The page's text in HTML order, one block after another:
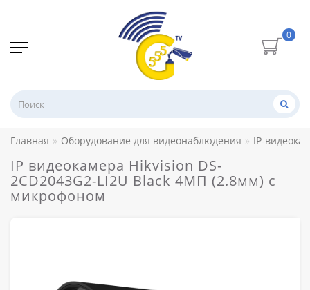
0
Главная Оборудование для видеонаблюдения IP-
IP видеокамера Hikvision DS-
2CD2043G2-LI2U Black 4МП (2.8мм) с
микрофоном